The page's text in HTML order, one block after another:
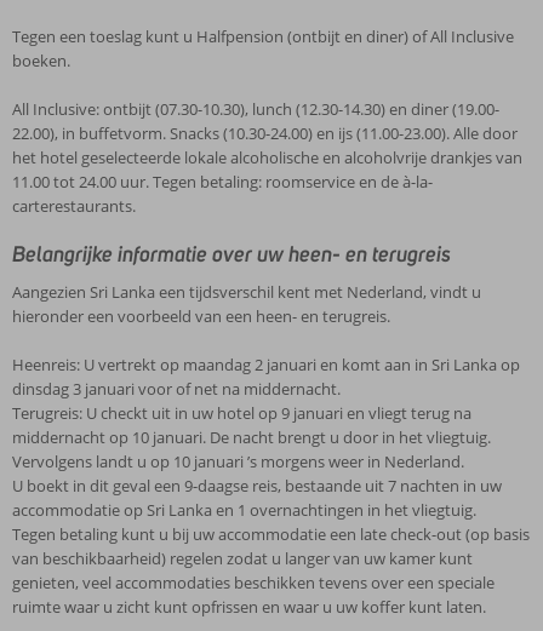
Tegen een toeslag kunt u Halfpension (ontbijt en diner) of All Inclusive
boeken.
All Inclusive: ontbijt (07.30-10.30), lunch (12.30-14.30) en diner (19.00-
22.00), in buffetvorm. Snacks (10.30-24.00) en ijs (11.00-23.00). Alle door
het hotel geselecteerde lokale alcoholische en alcoholvrije drankjes van
11.00 tot 24.00 uur. Tegen betaling: roomservice en de à-la-
carterestaurants.
Belangrijke informatie over uw heen- en terugreis
Aangezien Sri Lanka een tijdsverschil kent met Nederland, vindt u
hieronder een voorbeeld van een heen- en terugreis.
Heenreis: U vertrekt op maandag 2 januari en komt aan in Sri Lanka op
dinsdag 3 januari voor of net na middernacht.
Terugreis: U checkt uit in uw hotel op 9 januari en vliegt terug na
middernacht op 10 januari. De nacht brengt u door in het vliegtuig.
Vervolgens landt u op 10 januari ’s morgens weer in Nederland.
U boekt in dit geval een 9-daagse reis, bestaande uit 7 nachten in uw
accommodatie op Sri Lanka en 1 overnachtingen in het vliegtuig.
Tegen betaling kunt u bij uw accommodatie een late check-out (op basis
van beschikbaarheid) regelen zodat u langer van uw kamer kunt
genieten, veel accommodaties beschikken tevens over een speciale
ruimte waar u zicht kunt opfrissen en waar u uw koffer kunt laten.